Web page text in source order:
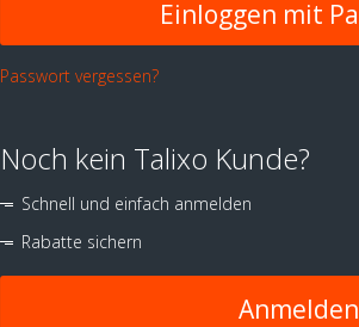
Passwort vergessen?
Noch kein Talixo Kunde?
Schnell und einfach anmelden
Rabatte sichern
Anmelden